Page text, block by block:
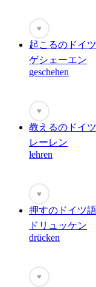
♥
起こるのドイ
ゲシェーエン
geschehen
♥
教えるのドイ
レーレン
lehren
♥
押すのドイツ語
ドリュッケン
drücken
♥